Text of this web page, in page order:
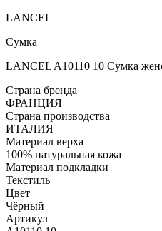
LANCEL
Сумка
LANCEL A10110 10 Сумка
Страна бренда
ФРАНЦИЯ
Страна производства
ИТАЛИЯ
Материал верха
100% натуральная кожа
Материал подкладки
Текстиль
Цвет
Чёрный
Артикул